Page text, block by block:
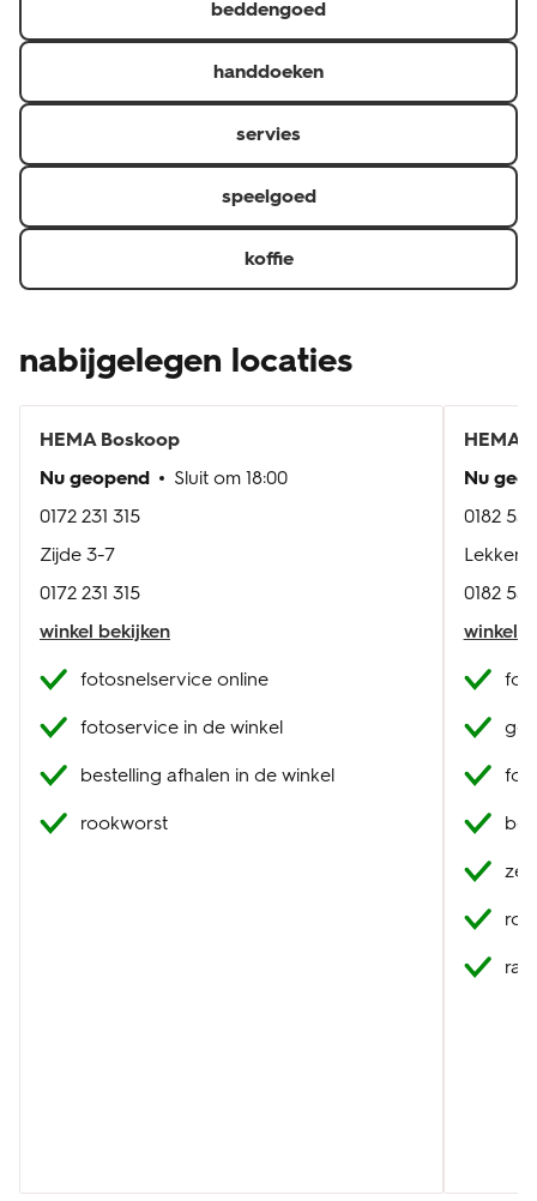
beddengoed
handdoeken
servies
speelgoed
koffie
nabijgelegen locaties
HEMA Boskoop
Nu geopend
Sluit om 18:00
0172 231 315
Zijde 3-7
0172 231 315
winkel bekijken
fotosnelservice online
fotoservice in de winkel
bestelling afhalen in de winkel
rookworst
HEMA
Nu
0182
0182
winkel